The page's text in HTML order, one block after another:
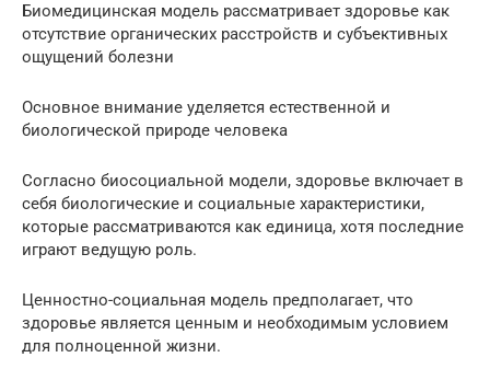
Биомедицинская модель рассматривает здоровье как
отсутствие органических расстройств и субъективных
ощущений болезни
Основное внимание уделяется естественной и
биологической природе человека
Согласно биосоциальной модели, здоровье включает в
себя биологические и социальные характеристики,
которые рассматриваются как единица, хотя последние
играют ведущую роль.
Ценностно-социальная модель предполагает, что
здоровье является ценным и необходимым условием
для полноценной жизни.